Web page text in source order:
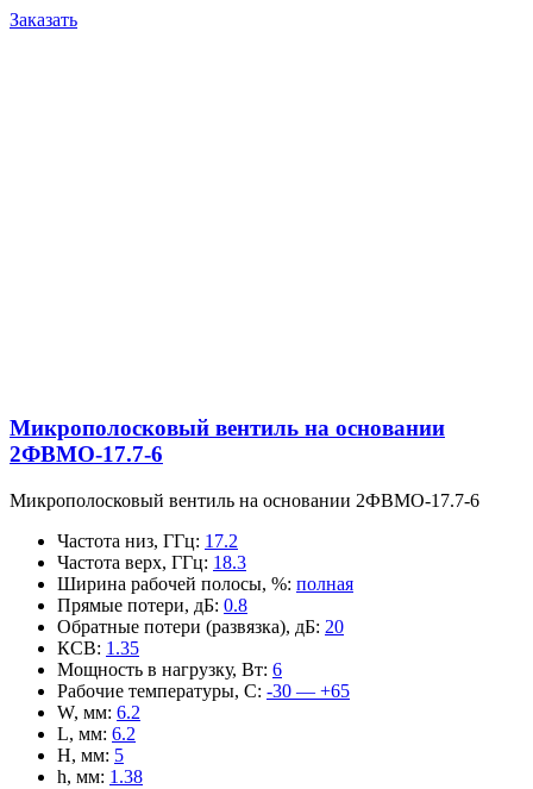
Заказать
Микрополосковый вентиль на основании
2ФВМO-17.7-6
Микрополосковый вентиль на основании 2ФВМO-17.7-6
Частота низ, ГГц: 17.2
Частота верх, ГГц: 18.3
Ширина рабочей полосы, %: полная
Прямые потери, дБ: 0.8
Обратные потери (развязка), дБ: 20
КСВ: 1.35
Мощность в нагрузку, Вт: 6
Рабочие температуры, С: -30 — +65
W, мм: 6.2
L, мм: 6.2
H, мм: 5
h, мм: 1.38